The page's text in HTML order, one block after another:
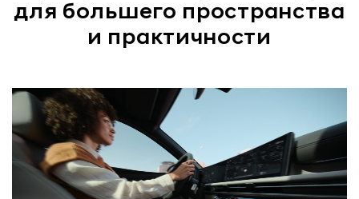
для большего пространства
и практичности